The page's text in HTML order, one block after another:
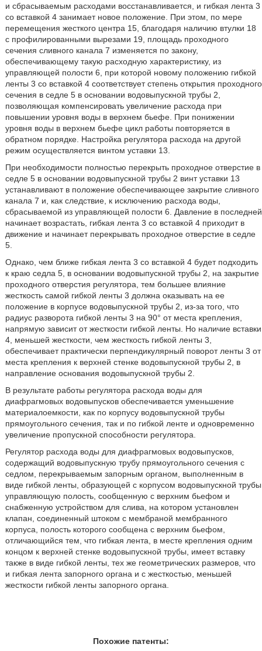
и сбрасываемым расходами восстанавливается, и гибкая лента 3
со вставкой 4 занимает новое положение. При этом, по мере
перемещения жесткого центра 15, благодаря наличию втулки 18
с профилированными вырезами 19, площадь проходного
сечения сливного канала 7 изменяется по закону,
обеспечивающему такую расходную характеристику, из
управляющей полости 6, при которой новому положению гибкой
ленты 3 со вставкой 4 соответствует степень открытия проходного
сечения в седле 5 в основании водовыпускной трубы 2,
позволяющая компенсировать увеличение расхода при
повышении уровня воды в верхнем бьефе. При понижении
уровня воды в верхнем бьефе цикл работы повторяется в
обратном порядке. Настройка регулятора расхода на другой
режим осуществляется винтом уставки 13.
При необходимости полностью перекрыть проходное отверстие в
седле 5 в основании водовыпускной трубы 2 винт уставки 13
устанавливают в положение обеспечивающее закрытие сливного
канала 7 и, как следствие, к исключению расхода воды,
сбрасываемой из управляющей полости 6. Давление в последней
начинает возрастать, гибкая лента 3 со вставкой 4 приходит в
движение и начинает перекрывать проходное отверстие в седле
5.
Однако, чем ближе гибкая лента 3 со вставкой 4 будет подходить
к краю седла 5, в основании водовыпускной трубы 2, на закрытие
проходного отверстия регулятора, тем большее влияние
жесткость самой гибкой ленты 3 должна оказывать на ее
положение в корпусе водовыпускной трубы 2, из-за того, что
радиус разворота гибкой ленты 3 на 90° от места крепления,
напрямую зависит от жесткости гибкой ленты. Но наличие вставки
4, меньшей жесткости, чем жесткость гибкой ленты 3,
обеспечивает практически перпендикулярный поворот ленты 3 от
места крепления к верхней стенке водовыпускной трубы 2, в
направление основания водовыпускной трубы 2.
В результате работы регулятора расхода воды для
диафрагмовых водовыпусков обеспечивается уменьшение
материалоемкости, как по корпусу водовыпускной трубы
прямоугольного сечения, так и по гибкой ленте и одновременно
увеличение пропускной способности регулятора.
Регулятор расхода воды для диафрагмовых водовыпусков,
содержащий водовыпускную трубу прямоугольного сечения с
седлом, перекрываемым запорным органом, выполненным в
виде гибкой ленты, образующей с корпусом водовыпускной трубы
управляющую полость, сообщенную с верхним бьефом и
снабженную устройством для слива, на котором установлен
клапан, соединенный штоком с мембраной мембранного
корпуса, полость которого сообщена с верхним бьефом,
отличающийся тем, что гибкая лента, в месте крепления одним
концом к верхней стенке водовыпускной трубы, имеет вставку
также в виде гибкой ленты, тех же геометрических размеров, что
и гибкая лента запорного органа и с жесткостью, меньшей
жесткости гибкой ленты запорного органа.
Похожие патенты: